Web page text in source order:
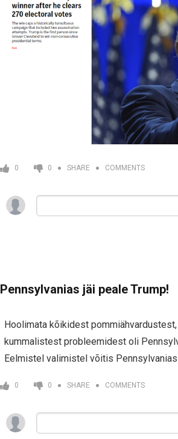
0 0 SHARE COMMENTS
Pennsylvanias jäi peale Trump!
Hoolimata kõikidest
kummalistest probleemidest oli
Eelmistel valimistel võitis Pennsylvanias
0 0 SHARE COMMENTS